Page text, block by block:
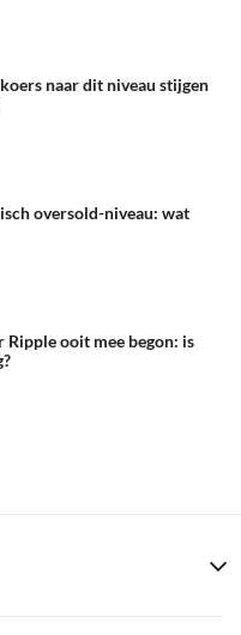
naar dit niveau stijgen
oversold-niveau: wat
Ripple ooit mee begon: is